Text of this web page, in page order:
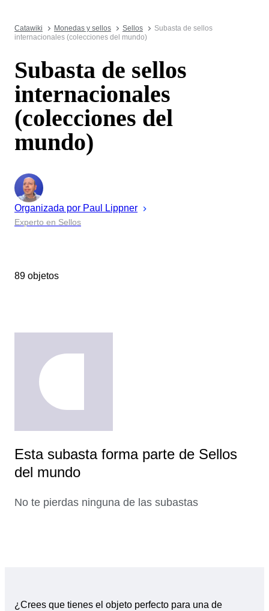
Catawiki Monedas y sellos Sellos
Subasta de sellos
internacionales (colecciones del mundo)
Subasta de sellos
internacionales
(colecciones del
mundo)
Organizada por Paul Lippner
Experto en Sellos
89 objetos
Esta subasta forma parte de Sellos
del mundo
No te pierdas ninguna de las subastas
¿Crees que tienes el objeto perfecto para una de